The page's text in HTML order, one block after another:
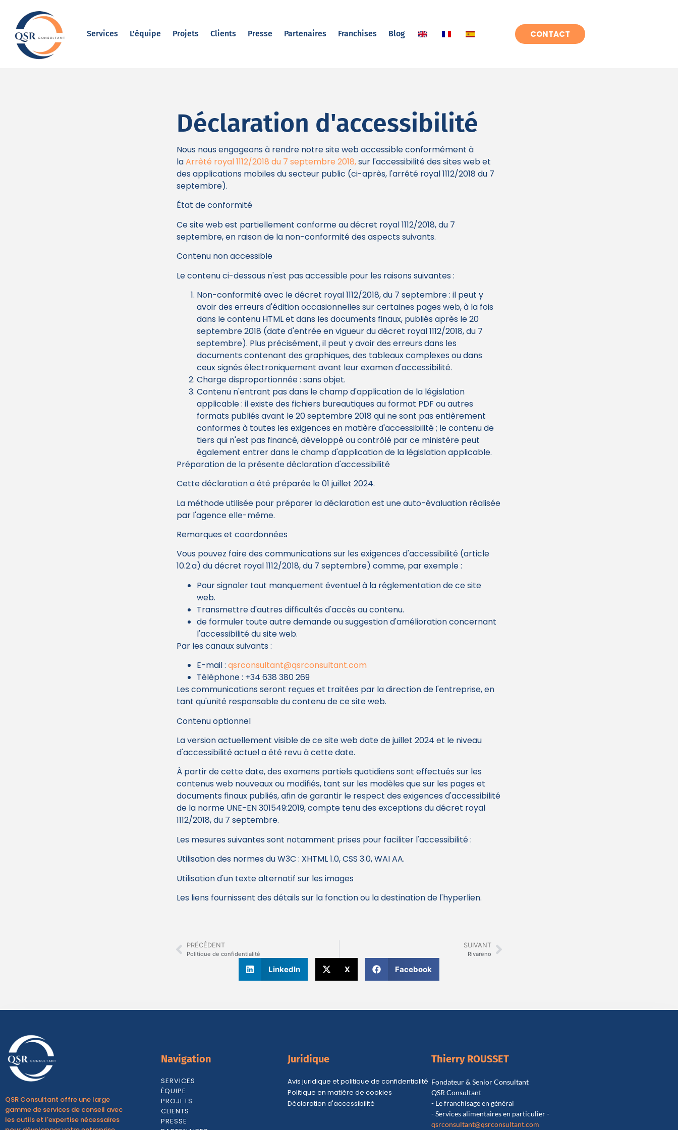
Services L'équipe Projets Clients Presse Partenaires Franchises Blog CONTACT
Déclaration d'accessibilité
Nous nous engageons à rendre notre site web accessible conformément à
laArrêté royal 1112/2018 du 7 septembre 2018,sur l'accessibilité des sites web et
des applications mobiles du secteur public (ci-après, l'arrêté royal 1112/2018 du 7
septembre).
État de conformité
Ce site web est partiellement conforme au décret royal 1112/2018, du 7
septembre, en raison de la non-conformité des aspects suivants.
Contenu non accessible
Le contenu ci-dessous n'est pas accessible pour les raisons suivantes :
Non-conformité avec le décret royal 1112/2018, du 7 septembre : il peut y
avoir des erreurs d'édition occasionnelles sur certaines pages web, à la fois
dans le contenu HTML et dans les documents finaux, publiés après le 20
septembre 2018 (date d'entrée en vigueur du décret royal 1112/2018, du 7
septembre). Plus précisément, il peut y avoir des erreurs dans les
documents contenant des graphiques, des tableaux complexes ou dans
ceux signés électroniquement avant leur examen d'accessibilité.
Charge disproportionnée : sans objet.
Contenu n'entrant pas dans le champ d'application de la législation
applicable : il existe des fichiers bureautiques au format PDF ou autres
formats publiés avant le 20 septembre 2018 qui ne sont pas entièrement
conformes à toutes les exigences en matière d'accessibilité ; le contenu de
tiers qui n'est pas financé, développé ou contrôlé par ce ministère peut
également entrer dans le champ d'application de la législation applicable.
Préparation de la présente déclaration d'accessibilité
Cette déclaration a été préparée le 01 juillet 2024.
La méthode utilisée pour préparer la déclaration est une auto-évaluation réalisée
par l'agence elle-même.
Remarques et coordonnées
Vous pouvez faire des communications sur les exigences d'accessibilité (article
10.2.a) du décret royal 1112/2018, du 7 septembre) comme, par exemple :
Pour signaler tout manquement éventuel à la réglementation de ce site
web.
Transmettre d'autres difficultés d'accès au contenu.
de formuler toute autre demande ou suggestion d'amélioration concernant
l'accessibilité du site web.
Par les canaux suivants :
E-mail : qsrconsultant@qsrconsultant.com
Téléphone : +34 638 380 269
Les communications seront reçues et traitées par la direction de l'entreprise, en
tant qu'unité responsable du contenu de ce site web.
Contenu optionnel
La version actuellement visible de ce site web date de juillet 2024 et le niveau
d'accessibilité actuel a été revu à cette date.
À partir de cette date, des examens partiels quotidiens sont effectués sur les
contenus web nouveaux ou modifiés, tant sur les modèles que sur les pages et
documents finaux publiés, afin de garantir le respect des exigences d'accessibilité
de la norme UNE-EN 301549:2019, compte tenu des exceptions du décret royal
1112/2018, du 7 septembre.
Les mesures suivantes sont notamment prises pour faciliter l'accessibilité :
Utilisation des normes du W3C : XHTML 1.0, CSS 3.0, WAI AA.
Utilisation d'un texte alternatif sur les images
Les liens fournissent des détails sur la fonction ou la destination de l'hyperlien.
PRÉCÉDENT
Politique de confidentialité
SUIVANT
Rivareno
LinkedIn X Facebook
QSR Consultant offre une large
gamme de services de conseil avec
les outils et l'expertise nécessaires
Navigation
SERVICES
ÉQUIPE
PROJETS
CLIENTS
PRESSE
Juridique
Avis juridique et politique de confidentialité
Politique en matière de cookies
Déclaration d'accessibilité
Thierry ROUSSET
Fondateur & Senior Consultant
QSR Consultant
- Le franchisage en général
- Services alimentaires en particulier -
qsrconsultant@qsrconsultant.com